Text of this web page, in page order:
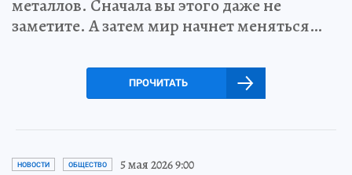
металлов. Сначала вы этого даже не
заметите. А затем мир начнет меняться…
ПРОЧИТАТЬ
НОВОСТИ ОБЩЕСТВО 5 мая 2026 9:00